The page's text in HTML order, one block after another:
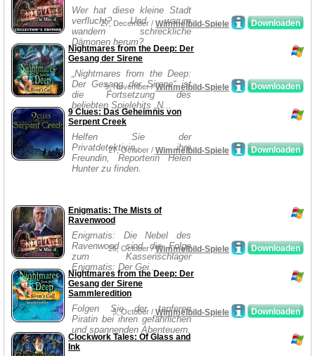
Wer hat diese kleine Stadt
verflucht? Und warum
wandern schreckliche
Dämonen herum?
Downloaden
27, December / Wimmelbild-Spiele
Nightmares from the Deep: Der
Gesang der Sirene
„Nightmares from the Deep:
Der Gesang der Sirene“ ist
die Fortsetzung des
beliebten Spielehits „N...
Downloaden
9, November /Wimmelbild-Spiele
9 Clues: Das Geheimnis von
Serpent Creek
Helfen Sie der
Privatdetektivin, ihre
Freundin, Reporterin Helen
Hunter zu finden.
Downloaden
27, October / Wimmelbild-Spiele
Enigmatis: The Mists of
Ravenwood
Enigmatis: Die Nebel des
Ravenwood sind die Folge
zum Kassenschlager
Enigmatis: Der Gei...
Downloaden
26, October /Wimmelbild-Spiele
Nightmares from the Deep: Der
Gesang der Sirene
Sammleredition
Folgen Sie der tapferen
Piratin bei ihren gefährlichen
und spannenden Abenteuern.
Downloaden
5, October / Wimmelbild-Spiele
Clockwork Tales: Of Glass and
Ink